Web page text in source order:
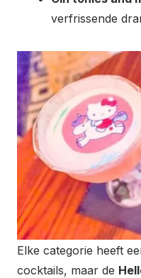
verfrissende
Elke categorie heeft
cocktails, maar de